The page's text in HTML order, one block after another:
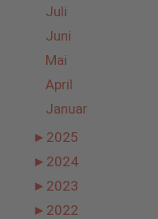
Juli
Juni
Mai
April
Januar
► 2025
► 2024
► 2023
► 2022